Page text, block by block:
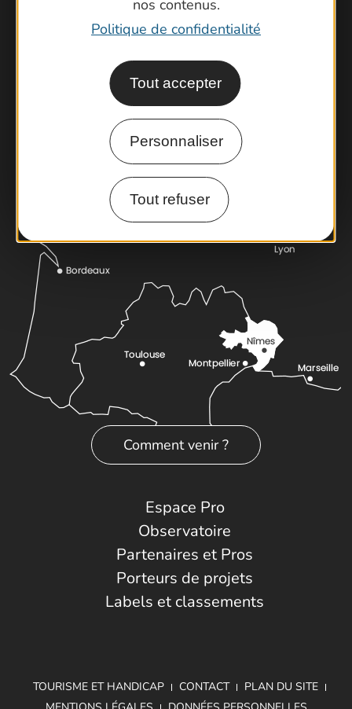
nos contenus.
Politique de confidentialité
Tout accepter
Personnaliser
Tout refuser
Contactez-nous !
Foire aux questions
Brochures
Cartoguides et Topoguides
Latitude Gard
Comment venir ?
Espace Pro
Observatoire
Partenaires et Pros
Porteurs de projets
Labels et classements
TOURISME ET HANDICAP CONTACT
PLAN DU SITE